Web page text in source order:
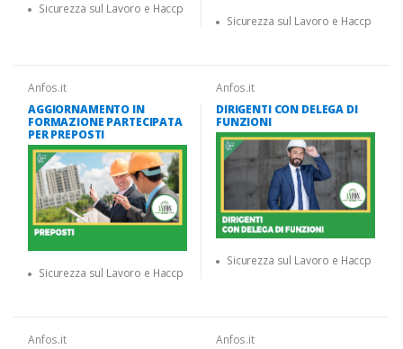
Sicurezza sul Lavoro e Haccp
Sicurezza sul Lavoro e Haccp
Anfos.it
AGGIORNAMENTO IN
FORMAZIONE PARTECIPATA
PER PREPOSTI
Sicurezza sul Lavoro e Haccp
Anfos.it
DIRIGENTI CON DELEGA DI
FUNZIONI
Sicurezza sul Lavoro e Haccp
Anfos.it
Anfos.it